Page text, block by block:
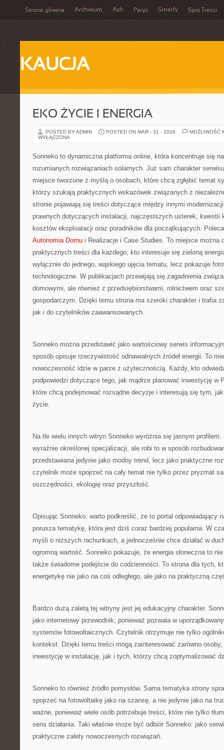
Strona główna Archiwum Ash Paryż Smerfy Spis Treści
KAUCJA
EKO ŻYCIE I ENERGIA
POSTED BY ADMIN POSTED ON MAR - 31 - 2026
MOŻLIWOŚĆ
WYŁĄCZONA
Sonneko to dynamiczna platforma online, która koncentruje się
rozumianych rozwiązaniach solarnych. Już sam charakter
miejsce tworzone z myślą o osobach, które chcą zgłębić temat
którzy szukają praktycznych wskazówek związanych z
stronie pojawiają się treści dotyczące między innymi
prawnych dotyczących instalacji, najczęstszych usterek, kwestii
kosztów eksploatacji oraz poradników dla początkujących.
Autonomia Domu i Realizacje i Case Studies. To miejsce można
praktycznych treści dla każdego, kto interesuje się zieloną
wyłącznie do jednego, wąskiego ujęcia tematu, lecz pokazuje
technologiczne. W publikacjach przewijają się zagadnienia
domowymi, ale również z przedsiębiorstwami, rolnictwem oraz
gospodarczym. Dzięki temu strona ma szeroki charakter i trafia
jak i do czytelników zaawansowanych.
Sonneko można przedstawić jako wartościowy serwis
sposób opisuje rzeczywistość odnawialnych źródeł energii. To
nowoczesność idzie w parze z użytecznością. Każdy, kto
podpowiedzi dotyczące tego, jak mądrze planować inwestycję w
które chcą podejmować rozsądne decyzje i interesują się tym,
życie.
Na tle wielu innych witryn Sonneko wyróżnia się jasnym
wyraźnie określonej specjalizacji, ale robi to w sposób
przedstawiana jedynie jako modny trend, lecz jako praktyczne
czytelnik może spojrzeć na cały temat nie tylko przez pryzmat
oszczędności, ekologię oraz przyszłość.
Opisując Sonneko, warto podkreślić, że to portal odpowiadający
porusza tematykę, która jest dziś coraz bardziej popularna. W
myśli o niższych rachunkach, a jednocześnie chce działać w
ogromną wartość. Sonneko pokazuje, że energia słoneczna to
także świadome podejście do codzienności. To strona dla tych,
energetykę nie jako na coś odległego, ale jako na praktyczną
Bardzo dużą zaletą tej witryny jest jej edukacyjny charakter.
jako internetowy przewodnik, ponieważ pozwala w
systemów fotowoltaicznych. Czytelnik otrzymuje nie tylko
kontekst. Dzięki temu treści mogą zainteresować zarówno
inwestycję w instalację, jak i tych, którzy chcą zoptymalizować
Sonneko to również źródło pomysłów. Sama tematyka strony
spojrzeć na fotowoltaikę jako na szansę, a nie jedynie jako na
ważne, ponieważ wiele osób potrzebuje treści, które nie tylko
sens działania. Taki właśnie może być odbiór Sonneko: jako
praktyczne zalety nowoczesnych rozwiązań.